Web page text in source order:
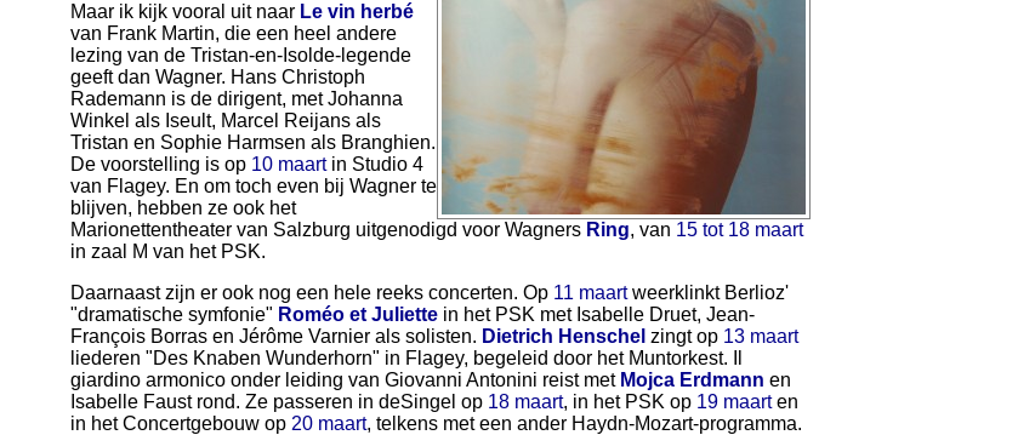
Maar ik kijk vooral uit naar Le vin herbé
van Frank Martin, die een heel andere
lezing van de Tristan-en-Isolde-legende
geeft dan Wagner. Hans Christoph
Rademann is de dirigent, met Johanna
Winkel als Iseult, Marcel Reijans als
Tristan en Sophie Harmsen als Branghien.
De voorstelling is op 10 maartin Studio 4
van Flagey. En om toch even bij Wagner te
blijven, hebben ze ook het
Marionettentheater van Salzburg uitgenodigd voor Wagners Ring, van 15 tot 18 maart
in zaal M van het PSK.
Daarnaast zijn er ook nog een hele reeks concerten. Op 11 maartweerklinkt Berlioz'
"dramatische symfonie" Roméo et Juliette in het PSK met Isabelle Druet, Jean-
François Borras en Jérôme Varnier als solisten. Dietrich Henschel zingt op 13 maart
liederen "Des Knaben Wunderhorn" in Flagey, begeleid door het Muntorkest. Il
giardino armonico onder leiding van Giovanni Antonini reist met Mojca Erdmann en
Isabelle Faust rond. Ze passeren in deSingel op 18 maart, in het PSK op 19 maarten
in het Concertgebouw op 20 maart, telkens met een ander Haydn-Mozart-programma.